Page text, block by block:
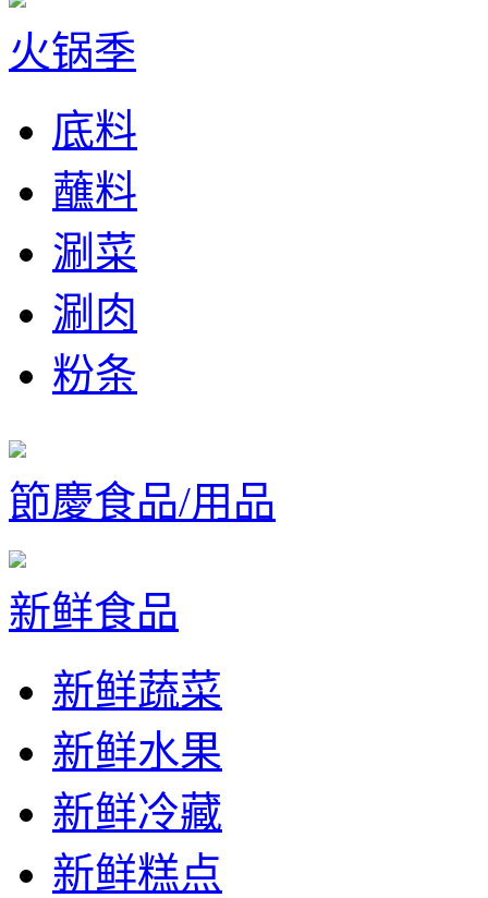
火锅季
底料
蘸料
涮菜
涮肉
粉条
節慶食品/用品
新鲜食品
新鲜蔬菜
新鲜水果
新鲜冷藏
新鲜糕点